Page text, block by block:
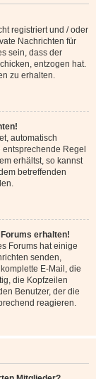
registriert und / oder
Nachrichten für
sein, dass der
entzogen hat.
zu erhalten.
automatisch
Regel
erhältst, so kannst
betreffenden
erhalten!
Forums hat einige
senden,
E-Mail, die
die Kopfzeilen
Benutzer, der die
reagieren.